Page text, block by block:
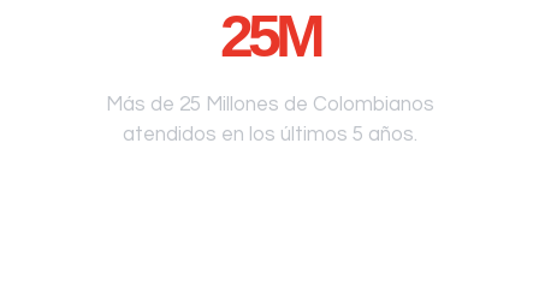
25M
Más de 25 Millones de Colombianos
atendidos en los últimos 5 años.